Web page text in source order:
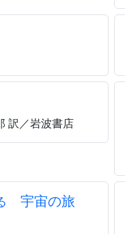
訳／岩波書店
宇宙の旅